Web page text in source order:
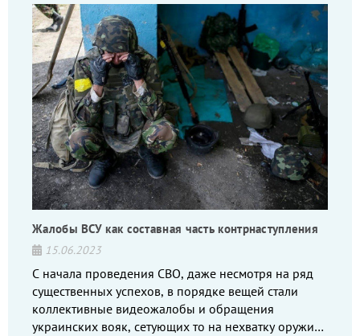
Жалобы ВСУ как составная часть контрнаступления
15.06.2023
С начала проведения СВО, даже несмотря на ряд
существенных успехов, в порядке вещей стали
коллективные видеожалобы и обращения
украинских вояк, сетующих то на нехватку оружия,